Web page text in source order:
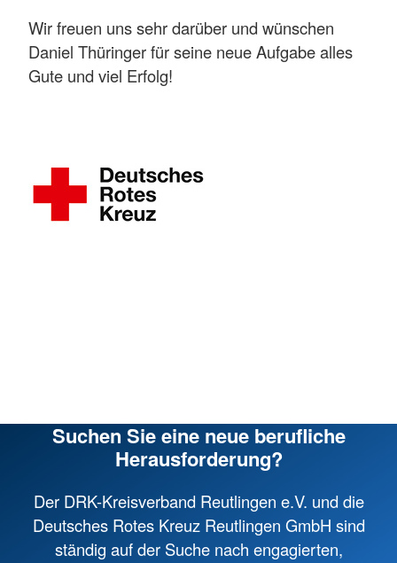
Wir freuen uns sehr darüber und wünschen
Daniel Thüringer für seine neue Aufgabe alles
Gute und viel Erfolg!
Suchen Sie eine neue berufliche
Herausforderung?
Der DRK-Kreisverband Reutlingen e.V. und die
Deutsches Rotes Kreuz Reutlingen GmbH sind
ständig auf der Suche nach engagierten,